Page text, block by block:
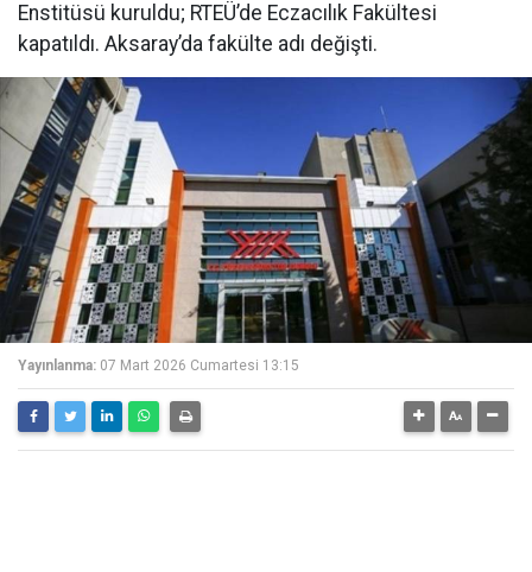
Enstitüsü kuruldu; RTEÜ’de Eczacılık Fakültesi
kapatıldı. Aksaray’da fakülte adı değişti.
Yayınlanma: 07 Mart 2026 Cumartesi 13:15